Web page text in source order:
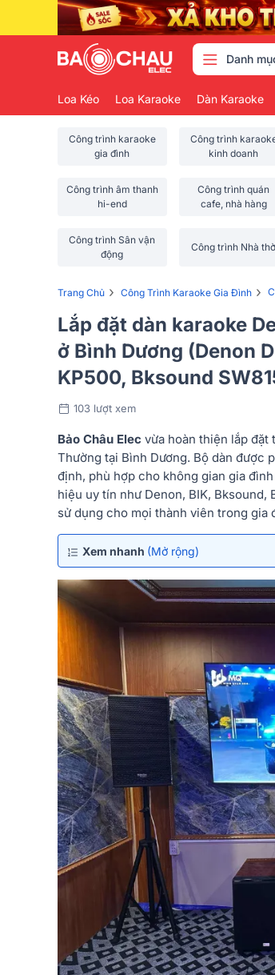
Danh
Loa Kéo Loa Karaoke Dàn Karaoke
Công trình karaoke
gia đình
Công trình
kinh doanh
Công trình âm thanh
hi-end
Công trình quán
cafe, nhà hàng
Công trình Sân vận
động
Công trình Nhà thờ
Trang Chủ › Công Trình Karaoke Gia Đình ›
Lắp đặt dàn karaoke
ở Bình Dương (Denon
KP500, Bksound
103 lượt xem
Bảo Châu Elec vừa hoàn thiện lắp đặt
Thường tại Bình Dương. Bộ dàn được
định, phù hợp cho không gian gia
hiệu uy tín như Denon, BIK, Bksound,
sử dụng cho mọi thành viên trong gia
Xem nhanh (Mở rộng)